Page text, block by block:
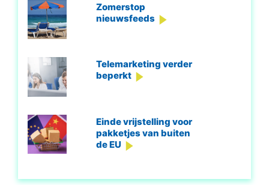
Zomerstop
nieuwsfeeds
Telemarketing verder
beperkt
Einde vrijstelling voor
pakketjes van buiten
de EU